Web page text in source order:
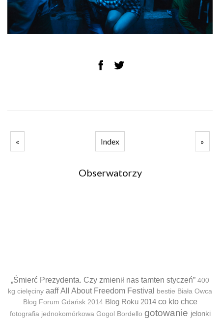
« Index »
Obserwatorzy
„Śmierć Prezydenta. Czy zmienił nas tamten styczeń” 400
kg cielęciny aaff All About Freedom Festival bestie Biała Owca
Blog Forum Gdańsk 2014 Blog Roku 2014 co kto chce
fotografia jednokomórkowa Gogol Bordello gotowanie jelonki